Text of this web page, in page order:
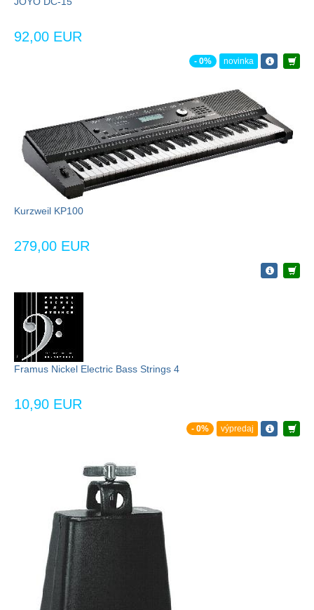
92,00 EUR
- 0% novinka
Kurzweil KP100
279,00 EUR
Framus Nickel Electric Bass Strings 4
10,90 EUR
- 0% výpredaj